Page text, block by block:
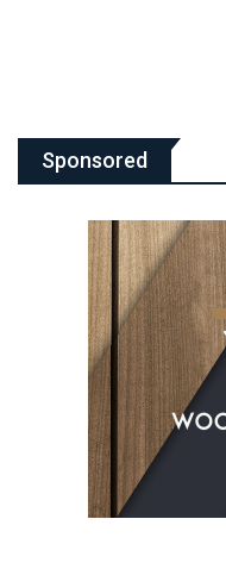
Sponsored